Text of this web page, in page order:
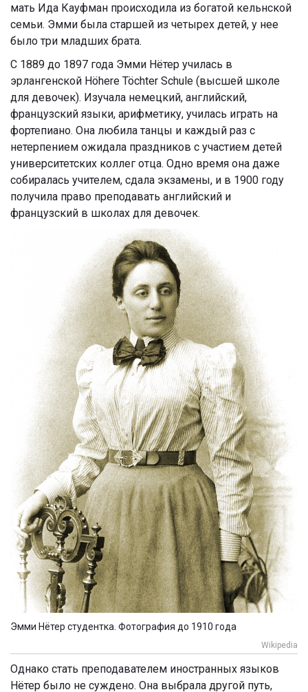
мать Ида Кауфман происходила из богатой кельнской
семьи. Эмми была старшей из четырех детей, у нее
было три младших брата.
С 1889 до 1897 года Эмми Нётер училась в
эрлангенской Höhere Töchter Schule (высшей школе
для девочек). Изучала немецкий, английский,
французский языки, арифметику, училась играть на
фортепиано. Она любила танцы и каждый раз с
нетерпением ожидала праздников с участием детей
университетских коллег отца. Одно время она даже
собиралась учителем, сдала экзамены, и в 1900 году
получила право преподавать английский и
французский в школах для девочек.
Эмми Нётер студентка. Фотография до 1910 года
Wikipedia
Однако стать преподавателем иностранных языков
Нётер было не суждено. Она выбрала другой путь,